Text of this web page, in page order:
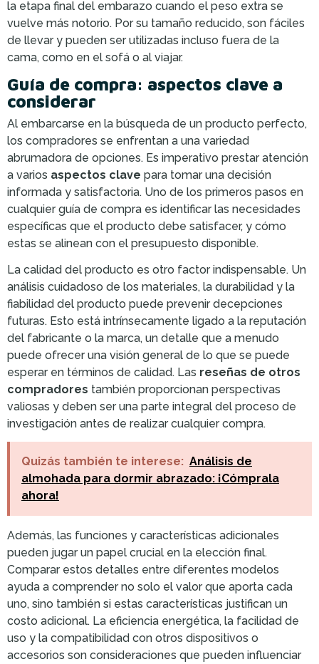
la etapa final del embarazo cuando el peso extra se
vuelve más notorio. Por su tamaño reducido, son fáciles
de llevar y pueden ser utilizadas incluso fuera de la
cama, como en el sofá o al viajar.
Guía de compra: aspectos clave a
considerar
Al embarcarse en la búsqueda de un producto perfecto,
los compradores se enfrentan a una variedad
abrumadora de opciones. Es imperativo prestar atención
a varios aspectos clave para tomar una decisión
informada y satisfactoria. Uno de los primeros pasos en
cualquier guía de compra es identificar las necesidades
específicas que el producto debe satisfacer, y cómo
estas se alinean con el presupuesto disponible.
La calidad del producto es otro factor indispensable. Un
análisis cuidadoso de los materiales, la durabilidad y la
fiabilidad del producto puede prevenir decepciones
futuras. Esto está intrínsecamente ligado a la reputación
del fabricante o la marca, un detalle que a menudo
puede ofrecer una visión general de lo que se puede
esperar en términos de calidad. Las reseñas de otros
compradores también proporcionan perspectivas
valiosas y deben ser una parte integral del proceso de
investigación antes de realizar cualquier compra.
Quizás también te interese: Análisis de
almohada para dormir abrazado: ¡Cómprala
ahora!
Además, las funciones y características adicionales
pueden jugar un papel crucial en la elección final.
Comparar estos detalles entre diferentes modelos
ayuda a comprender no solo el valor que aporta cada
uno, sino también si estas características justifican un
costo adicional. La eficiencia energética, la facilidad de
uso y la compatibilidad con otros dispositivos o
accesorios son consideraciones que pueden influenciar